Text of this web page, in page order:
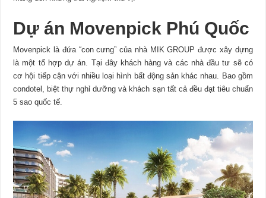
Dự án Movenpick Phú Quốc
Movenpick là đứa “con cưng” của nhà MIK GROUP được xây dựng
là một tổ hợp dự án. Tại đây khách hàng và các nhà đầu tư sẽ có
cơ hội tiếp cận với nhiều loại hình bất động sản khác nhau. Bao gồm
condotel, biệt thự nghỉ dưỡng và khách sạn tất cả đều đạt tiêu chuẩn
5 sao quốc tế.